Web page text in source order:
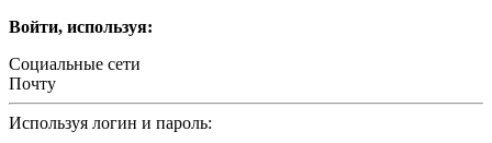
Войти, используя:
Социальные сети
Почту
Используя логин и пароль: